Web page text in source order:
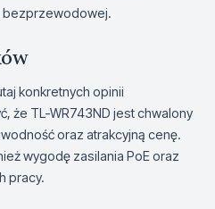
bezprzewodowej.
konkretnych opinii
że TL-WR743ND jest chwalony
oraz atrakcyjną cenę.
wygodę zasilania PoE oraz
pracy.